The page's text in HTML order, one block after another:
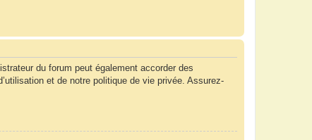
du forum peut également accorder des
et de notre politique de vie privée. Assurez-